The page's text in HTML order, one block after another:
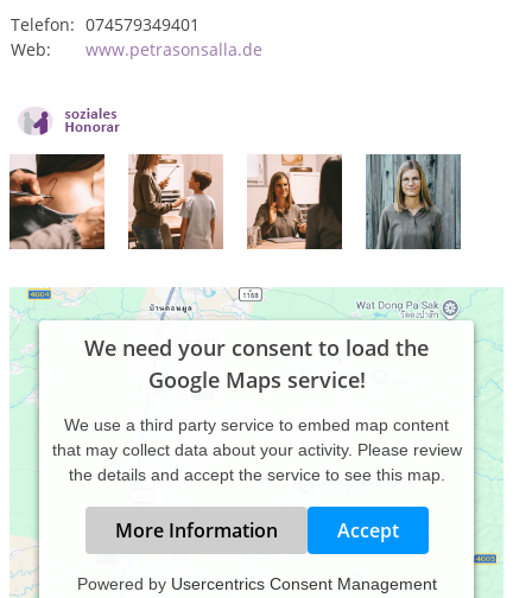
Telefon: 074579349401
Web:
www.petrasonsalla.de
We need your consent to load the
Google Maps service!
We use a third party service to embed map content
that may collect data about your activity. Please review
the details and accept the service to see this map.
More Information Accept
Powered by Usercentrics Consent Management